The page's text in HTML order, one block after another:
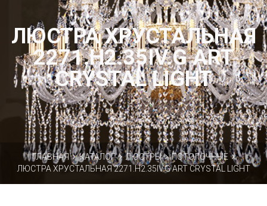
ЛЮСТРА ХРУСТАЛЬНАЯ
2271.H2.35IV.G ART
CRYSTAL LIGHT
ГЛАВНАЯ КАТАЛОГ ЛЮСТРЫ
ПОТОЛОЧНЫЕ
ЛЮСТРА ХРУСТАЛЬНАЯ 2271.H2.35IV.G ART CRYSTAL LIGHT